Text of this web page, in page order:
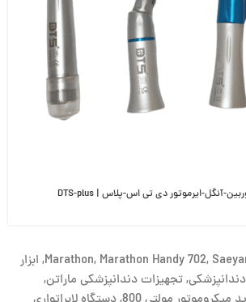
Marathon, Marathon Handy 702,
, ابزار
,تجهیزات دندانپزشکی ماراتن,